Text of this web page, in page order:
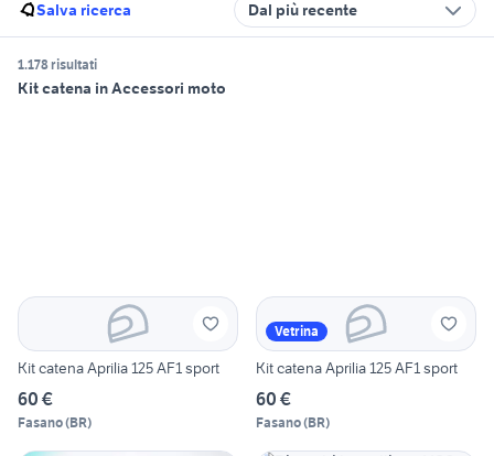
Salva ricerca Dal più recente
1.178 risultati
Kit catena in Accessori moto
Kit catena Aprilia 125 AF1 sport
60 €
Fasano(BR)
Vetrina
Kit catena Aprilia 125 AF1 sport
60 €
Fasano(BR)